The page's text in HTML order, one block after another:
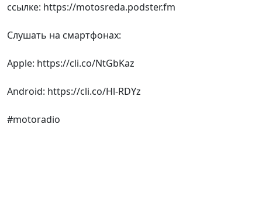
ссылке: https://motosreda.podster.fm
Слушать на смартфонах:
Apple: https://cli.co/NtGbKaz
Android: https://cli.co/Hl-RDYz
#motoradio